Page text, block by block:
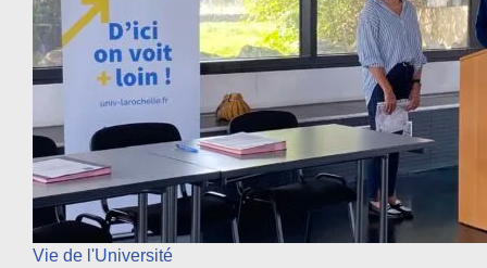
Vie de l'Université